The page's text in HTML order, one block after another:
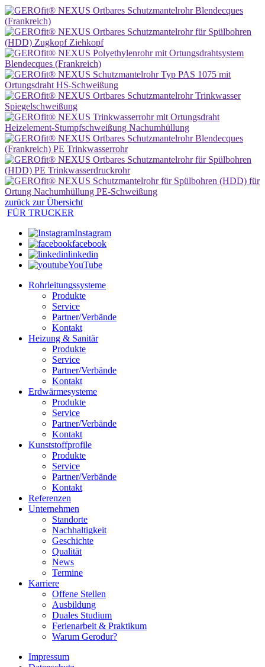
zurück zur Übersicht
FÜR TRUCKER
Instagram
facebook
linkedin
YouTube
Rohrleitungssysteme
Produkte
Service
Partner/Verbände
Kontakt
Heizung & Sanitär
Produkte
Service
Partner/Verbände
Kontakt
Erdwärmesysteme
Produkte
Service
Partner/Verbände
Kontakt
Kunststoffprofile
Produkte
Service
Partner/Verbände
Kontakt
Referenzen
Unternehmen
Standorte
Nachhaltigkeit
Geschichte
Qualität
News
Termine
Karriere
Offene Stellen
Ausbildung
Duales Studium
Ferienarbeit & Praktikum
Warum Gerodur?
Impressum